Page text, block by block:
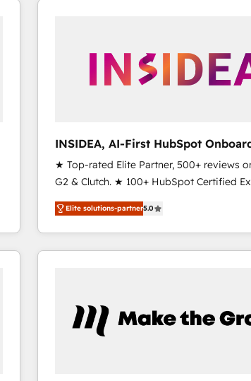
INSIDEA, AI-First HubSpot
RevOps
★ Top-rated Elite Partner, 500+ reviews
G2 & Clutch. ★ 100+ HubSpot Certified
Trainers across the team ★ 1,500+
across five continents ★ AI-First, RevOps-
Onboarding obsessed ★ Company of the
2024/25 INSIDEA helps growing companies turn
your time zone. What we do ➤ Onboarding: Live in
weeks, with workflows built around your
Elite solutions-partner5.0